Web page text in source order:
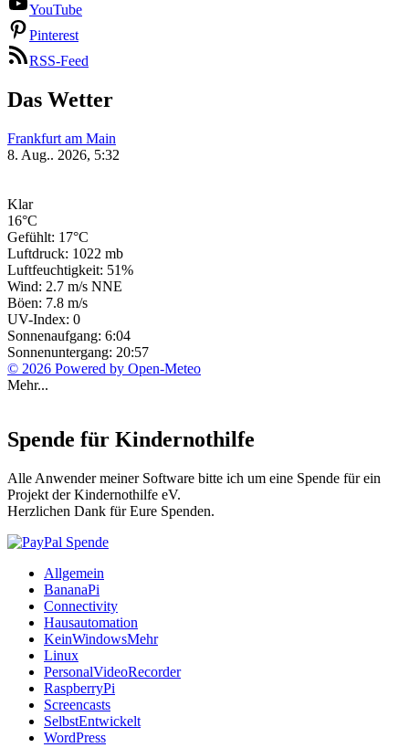
YouTube
Pinterest
RSS-Feed
Das Wetter
Frankfurt am Main
8. Aug.. 2026, 5:32
Klar
16°C
Gefühlt: 17°C
Luftdruck: 1022 mb
Luftfeuchtigkeit: 51%
Wind: 2.7 m/s NNE
Böen: 7.8 m/s
UV-Index: 0
Sonnenaufgang: 6:04
Sonnenuntergang: 20:57
© 2026 Powered by Open-Meteo
Mehr...
Spende für Kindernothilfe
Alle Anwender meiner Software bitte ich um eine Spende für ein
Projekt der Kindernothilfe eV.
Herzlichen Dank für Eure Spenden.
Allgemein
BananaPi
Connectivity
Hausautomation
KeinWindowsMehr
Linux
PersonalVideoRecorder
RaspberryPi
Screencasts
SelbstEntwickelt
WordPress